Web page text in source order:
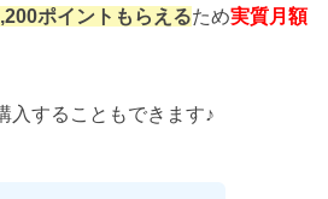
ポイントもらえるため実質月額
入することもできます♪